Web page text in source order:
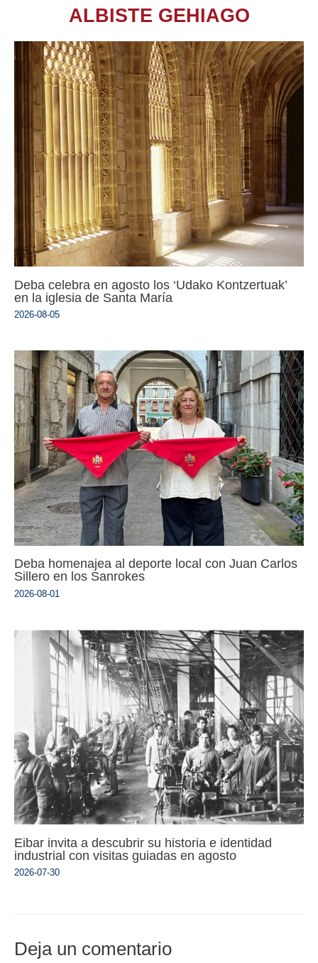
ALBISTE GEHIAGO
Deba celebra en agosto los ‘Udako Kontzertuak’
en la iglesia de Santa María
2026-08-05
Deba homenajea al deporte local con Juan Carlos
Sillero en los Sanrokes
2026-08-01
Eibar invita a descubrir su historia e identidad
industrial con visitas guiadas en agosto
2026-07-30
Deja un comentario